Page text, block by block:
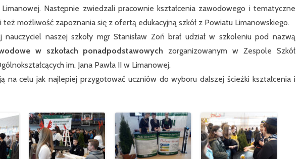
KLASA 1
KLASA 3
Limanowej. Następnie zwiedzali pracownie kształcenia zawodowego i tematyczne
też możliwość zapoznania się z ofertą edukacyjną szkół z Powiatu Limanowskiego.
nauczyciel naszej szkoły mgr Stanisław Zoń brał udział w szkoleniu pod nazwą
w szkołach ponadpodstawowych zorganizowanym w Zespole Szkół
im. Jana Pawła II w Limanowej.
na celu jak najlepiej przygotować uczniów do wyboru dalszej ścieżki kształcenia i